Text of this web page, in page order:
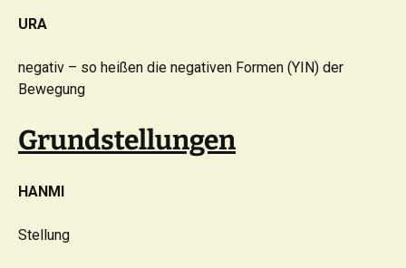
URA
negativ – so heißen die negativen Formen (YIN) der
Bewegung
Grundstellungen
HANMI
Stellung